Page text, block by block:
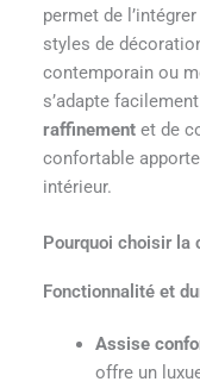
permet de
styles de
contemporain ou
s’adapte
raffinementet de
confortable
intérieur.
Pourquoi choisir la
Fonctionnalité et
Assise
offre un